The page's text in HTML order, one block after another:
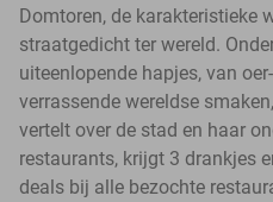
Domtoren, de karakteristieke
straatgedicht ter wereld.
uiteenlopende hapjes, van
verrassende wereldse
vertelt over de stad en haar
restaurants, krijgt 3 drankjes
deals bij alle bezochte